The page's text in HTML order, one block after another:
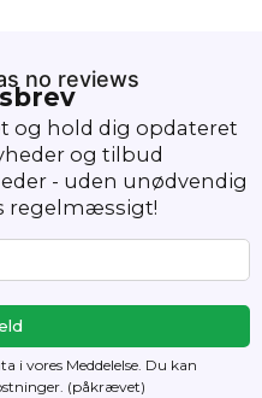
no reviews
og hold dig opdateret
og tilbud
- uden unødvendig
regelmæssigt!
i vores Meddelelse. Du kan
(påkrævet)